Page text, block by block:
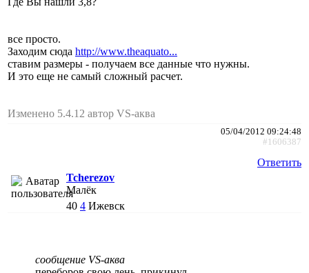
все просто.
Заходим сюда http://www.theaquato...
ставим размеры - получаем все данные что нужны.
И это еще не самый сложный расчет.
Изменено 5.4.12 автор VS-аква
05/04/2012 09:24:48
#1606387
Ответить
Tcherezov
Малёк
40 4 Ижевск
сообщение VS-аква